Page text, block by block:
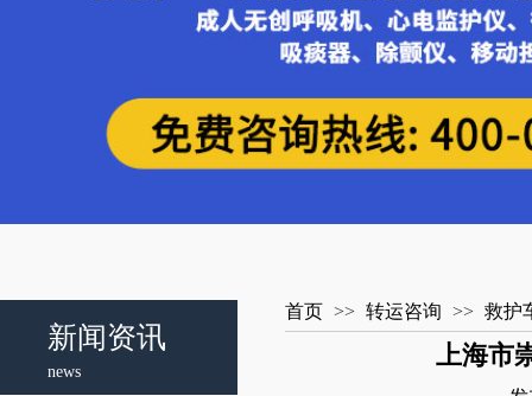
新闻资讯
news
首页 >> 转运咨询 >> 救护
上海市